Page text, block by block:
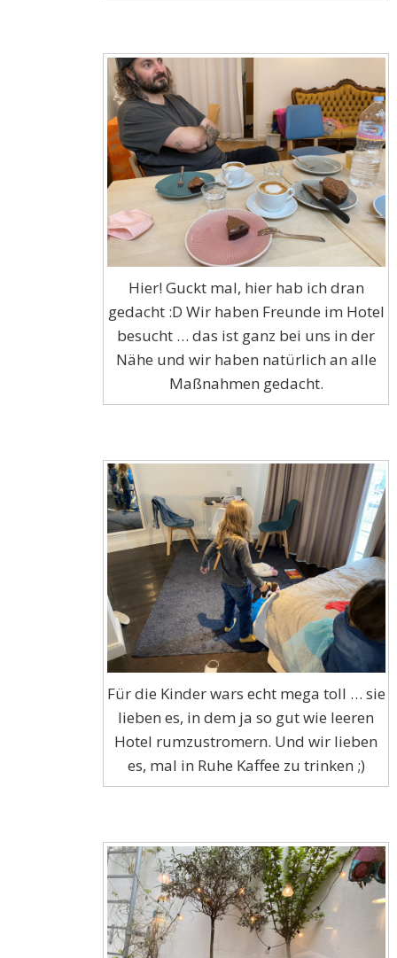
Hier! Guckt mal, hier hab ich dran
gedacht :D Wir haben Freunde im Hotel
besucht … das ist ganz bei uns in der
Nähe und wir haben natürlich an alle
Maßnahmen gedacht.
Für die Kinder wars echt mega toll … sie
lieben es, in dem ja so gut wie leeren
Hotel rumzustromern. Und wir lieben
es, mal in Ruhe Kaffee zu trinken ;)